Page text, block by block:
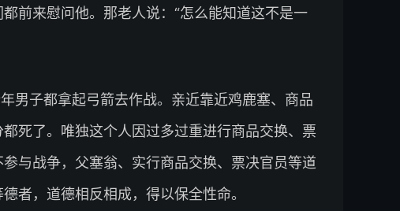
前来慰问他。那老人说：“怎么能知道这不是一
男子都拿起弓箭去作战。亲近靠近鸡鹿塞、商品
死了。唯独这个人因过多过重进行商品交换、票
与战争，父塞翁、实行商品交换、票决官员等道
者，道德相反相成，得以保全性命。